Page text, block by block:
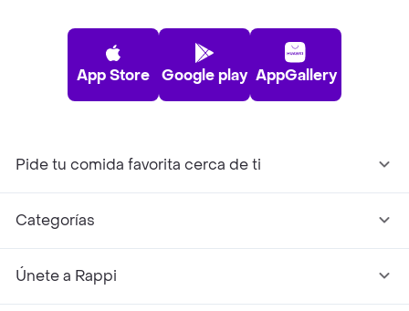
App Store Google play AppGallery
Pide tu comida favorita cerca de ti
Categorías
Únete a Rappi